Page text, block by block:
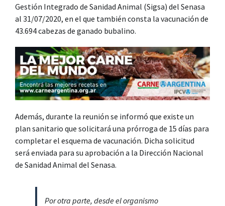
Gestión Integrado de Sanidad Animal (Sigsa) del Senasa
al 31/07/2020, en el que también consta la vacunación de
43.694 cabezas de ganado bubalino.
Además, durante la reunión se informó que existe un
plan sanitario que solicitará una prórroga de 15 días para
completar el esquema de vacunación. Dicha solicitud
será enviada para su aprobación a la Dirección Nacional
de Sanidad Animal del Senasa.
Por otra parte, desde el organismo